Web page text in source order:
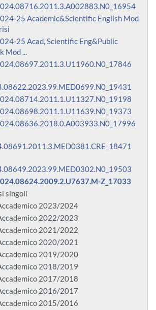
25 Academic&Scientific English Mod
25 Acad, Scientific Eng&Public
Mod ...
Z_17033
singoli
2023/2024
2022/2023
2021/2022
2020/2021
2019/2020
2018/2019
2017/2018
2016/2017
2015/2016